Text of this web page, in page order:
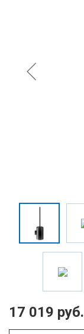
17 019 руб.